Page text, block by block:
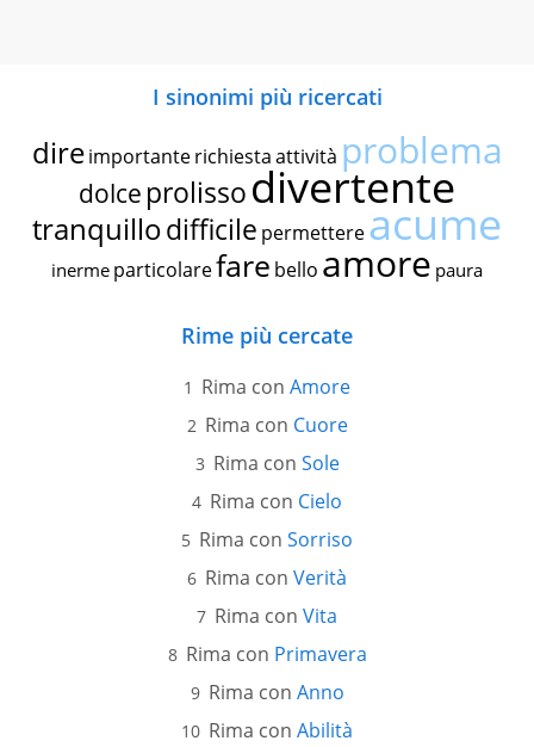
I sinonimi più ricercati
dire importante richiestaattività problema
dolce prolissodivertente
tranquillodifficile permettereacume
inerme particolarefare bello amore paura
Rime più cercate
Rima con Amore
Rima con Cuore
Rima con Sole
Rima con Cielo
Rima con Sorriso
Rima con Verità
Rima con Vita
Rima con Primavera
Rima con Anno
Rima con Abilità